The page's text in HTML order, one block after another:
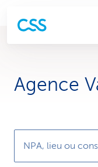
Agence
NPA, lieu ou